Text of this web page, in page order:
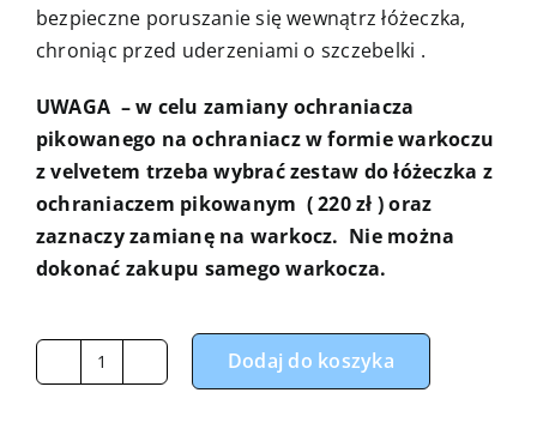
bezpieczne poruszanie się wewnątrz łóżeczka,
chroniąc przed uderzeniami o szczebelki .
UWAGA – w celu zamiany ochraniacza
pikowanego na ochraniacz w formie warkoczu
z velvetem trzeba wybrać zestaw do łóżeczka z
ochraniaczem pikowanym ( 220 zł ) oraz
zaznaczy zamianę na warkocz. Nie można
dokonać zakupu samego warkocza.
ilość
Dodaj do koszyka